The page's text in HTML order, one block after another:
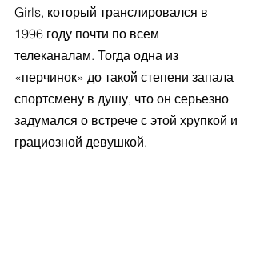
Girls, который транслировался в
1996 году почти по всем
телеканалам. Тогда одна из
«перчинок» до такой степени запала
спортсмену в душу, что он серьезно
задумался о встрече с этой хрупкой и
грациозной девушкой.